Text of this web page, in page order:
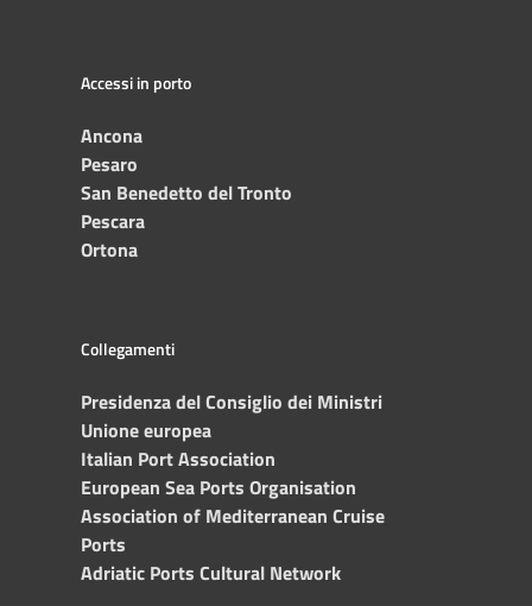
Accessi in porto
Ancona
Pesaro
San Benedetto del Tronto
Pescara
Ortona
Collegamenti
Presidenza del Consiglio dei Ministri
Unione europea
Italian Port Association
European Sea Ports Organisation
Association of Mediterranean Cruise
Ports
Adriatic Ports Cultural Network